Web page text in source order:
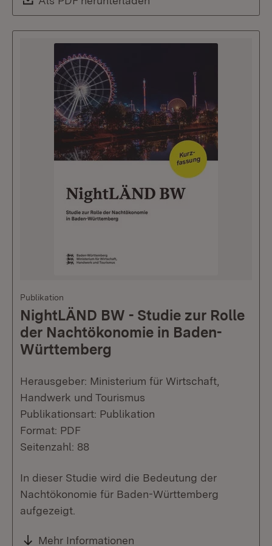
Publikation
NightLÄND BW - Studie zur Rolle
der Nachtökonomie in Baden-
Württemberg
Herausgeber: Ministerium für Wirtschaft,
Handwerk und Tourismus
Publikationsart: Publikation
Format: PDF
Seitenzahl: 88
In dieser Studie wird die Bedeutung der
Nachtökonomie für Baden-Württemberg
aufgezeigt.
Mehr Informationen